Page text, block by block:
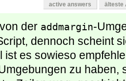
active answers älteste
der addmargin-
dennoch scheint
ist es sowieso
zu haben,